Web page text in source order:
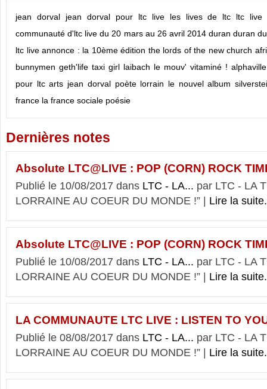
jean dorval jean dorval pour ltc live les lives de ltc
ltc live
communauté d'ltc live du 20 mars au 26 avril 2014 duran duran
ltc live annonce : la 10ème édition the lords of the new church
bunnymen geth'life taxi girl laibach le mouv' vitaminé ! alphaville
pour ltc arts jean dorval poète lorrain le nouvel album
france la france sociale poésie
Dernières notes
Absolute LTC@LIVE : POP (CORN) ROCK
Publié le 10/08/2017 dans LTC - LA... par LTC - LA
LORRAINE AU COEUR DU MONDE !” | Lire la
Absolute LTC@LIVE : POP (CORN) ROCK
Publié le 10/08/2017 dans LTC - LA... par LTC - LA
LORRAINE AU COEUR DU MONDE !” | Lire la
LA COMMUNAUTE LTC LIVE : LISTEN TO
Publié le 08/08/2017 dans LTC - LA... par LTC - LA
LORRAINE AU COEUR DU MONDE !” | Lire la